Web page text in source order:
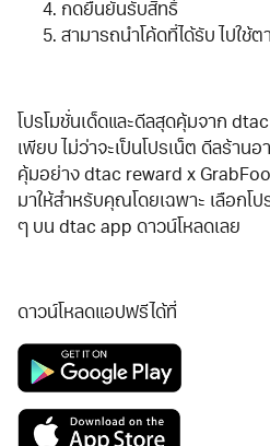
กดยืนยันรับสิทธิ์
สามารถนำโค้ดที่ได้รับ ไปใช้ต
โปรโมชั่นเด็ดและดีลสุดคุ้มจาก
เพียบ ไม่ว่าจะเป็นโปรเน็ต ดีลร้าน
คุ้มอย่าง dtac reward x
มาให้สำหรับคุณโดยเฉพาะ เลือกโป
ๆ บน dtac app ดาวน์โหลดเลย
ดาวน์โหลดแอปฟรีได้ที่